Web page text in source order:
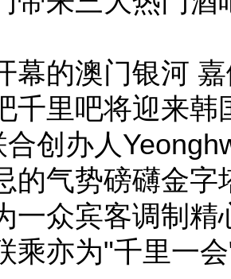
幕的澳门银河
千里吧将迎来
创办人
的气势磅礴金
一众宾客调制
乘亦为"千里一